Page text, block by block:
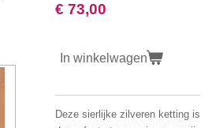
€ 73,00
In winkelwagen
Deze sierlijke zilveren ketting is